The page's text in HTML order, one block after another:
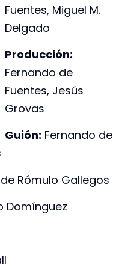
Fuentes, Miguel M.
Delgado
Producción:
Fernando de
Fuentes, Jesús
Grovas
Guión: Fernando de
Rómulo Gallegos